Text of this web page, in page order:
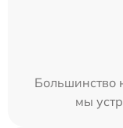
Большинство
мы